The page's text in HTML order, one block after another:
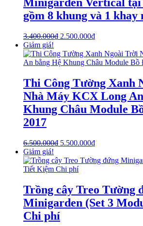
gồm 8 khung và 1 khay
3.400.000₫ 2.500.000₫
Giảm giá!
Thi Công Tường Xanh
Nhà Máy KCX Long
Khung Châu Module
2017
6.500.000₫ 5.500.000₫
Giảm giá!
Trồng cây Treo Tường
Minigarden (Set 3
Chi phí